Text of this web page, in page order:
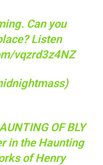
Can you
Listen
vqzrd3z4NZ
OF BLY
in the Haunting
of Henry